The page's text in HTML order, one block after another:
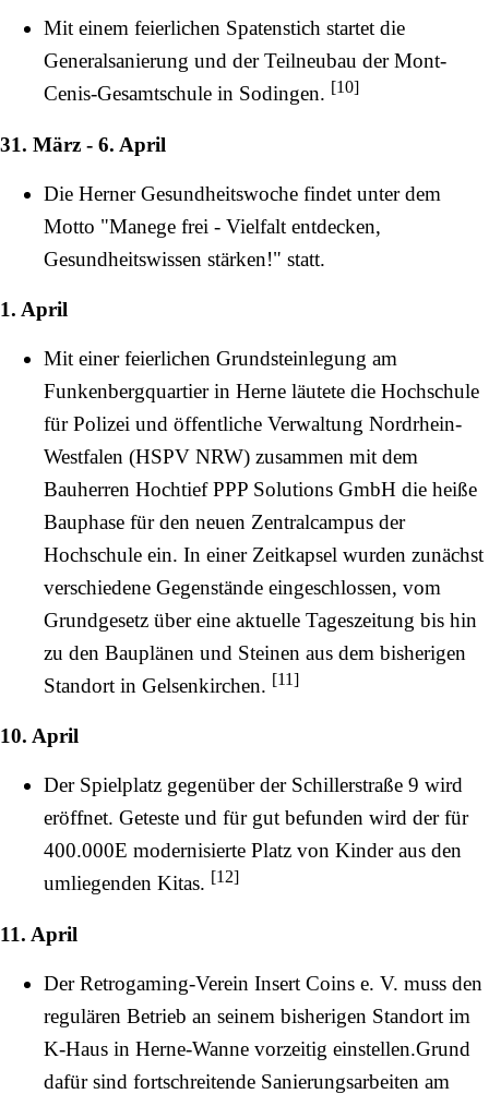
Mit einem feierlichen Spatenstich startet die
Generalsanierung und der Teilneubau der Mont-
Cenis-Gesamtschule in Sodingen. [10]
31. März - 6. April
Die Herner Gesundheitswoche findet unter dem
Motto "Manege frei - Vielfalt entdecken,
Gesundheitswissen stärken!" statt.
1. April
Mit einer feierlichen Grundsteinlegung am
Funkenbergquartier in Herne läutete die Hochschule
für Polizei und öffentliche Verwaltung Nordrhein‐
Westfalen (HSPV NRW) zusammen mit dem
Bauherren Hochtief PPP Solutions GmbH die heiße
Bauphase für den neuen Zentralcampus der
Hochschule ein. In einer Zeitkapsel wurden zunächst
verschiedene Gegenstände eingeschlossen, vom
Grundgesetz über eine aktuelle Tageszeitung bis hin
zu den Bauplänen und Steinen aus dem bisherigen
Standort in Gelsenkirchen. [11]
10. April
Der Spielplatz gegenüber der Schillerstraße 9 wird
eröffnet. Geteste und für gut befunden wird der für
400.000E modernisierte Platz von Kinder aus den
umliegenden Kitas. [12]
11. April
Der Retrogaming-Verein Insert Coins e. V. muss den
regulären Betrieb an seinem bisherigen Standort im
K-Haus in Herne-Wanne vorzeitig einstellen.Grund
dafür sind fortschreitende Sanierungsarbeiten am